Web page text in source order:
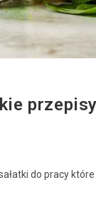
przepisy
do pracy które